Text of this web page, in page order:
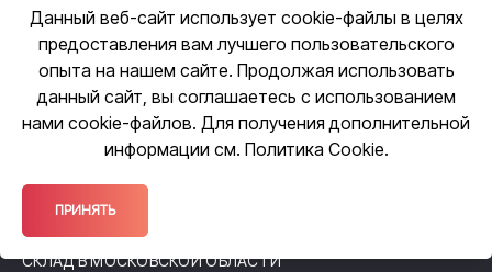
Резьбонакатные станки
Механизация сварки
Автоматизация сварки
ЦЕНТРАЛЬНЫЙ ОФИС
109518, Москва, ул. Грайвороновская,
ОФИС ПРОДАЖ
140105, Московская обл., Раменское,
ул. Чугунова, 38А
СКЛАД В МОСКОВСКОЙ ОБЛАСТИ
Данный веб-сайт использует cookie-файлы в целях
предоставления вам лучшего пользовательского
опыта на нашем сайте. Продолжая использовать
данный сайт, вы соглашаетесь с использованием
нами cookie-файлов. Для получения дополнительной
информации см. Политика Cookie.
ПРИНЯТЬ